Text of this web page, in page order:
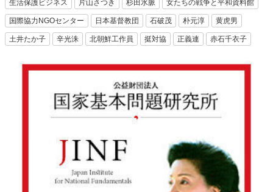
生活保護ビジネス 片山さつき 杉田水脈 女たちの戦争と平和資料館
国際協力NGOセンター 日本基督教団 石破茂 朴元淳 黄虎男
土井たか子 辛光洙 北朝鮮工作員 挺対協 正義連 赤石千衣子